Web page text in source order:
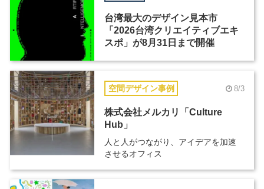
台湾最大のデザイン見本市
「2026台湾クリエイティブエキ
スポ」が8月31日まで開催
空間デザイン事例 8/3
株式会社メルカリ「Culture
Hub」
人と人がつながり、アイデアを加速
させるオフィス